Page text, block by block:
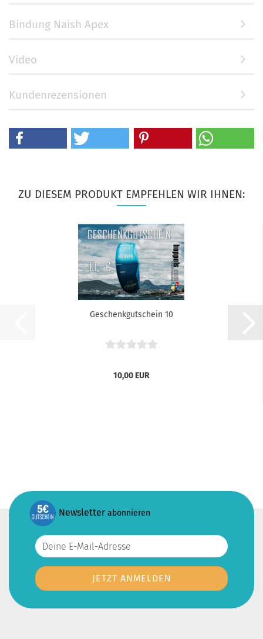
Bindung Naish Apex
Video
Kundenrezensionen
ZU DIESEM PRODUKT EMPFEHLEN WIR IHNEN:
Geschenkgutschein 10
10,00 EUR
Newsletter abonnieren